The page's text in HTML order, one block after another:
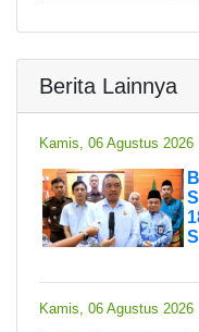
Berita Lainnya
Kamis, 06 Agustus 2026
Kamis, 06 Agustus 2026